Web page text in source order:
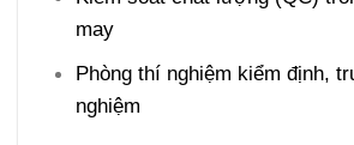
may
Phòng thí nghiệm kiểm định,
nghiệm